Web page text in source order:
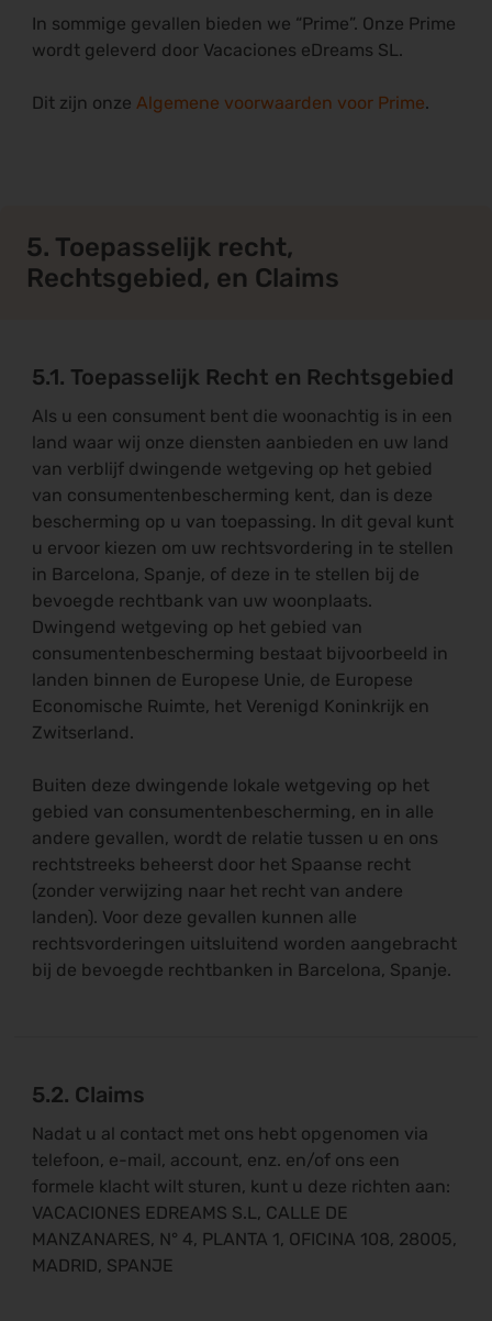
In sommige gevallen bieden we “Prime”. Onze Prime
wordt geleverd door Vacaciones eDreams SL.
Dit zijn onze Algemene voorwaarden voor Prime.
5. Toepasselijk recht,
Rechtsgebied, en Claims
5.1. Toepasselijk Recht en Rechtsgebied
Als u een consument bent die woonachtig is in een
land waar wij onze diensten aanbieden en uw land
van verblijf dwingende wetgeving op het gebied
van consumentenbescherming kent, dan is deze
bescherming op u van toepassing. In dit geval kunt
u ervoor kiezen om uw rechtsvordering in te stellen
in Barcelona, Spanje, of deze in te stellen bij de
bevoegde rechtbank van uw woonplaats.
Dwingend wetgeving op het gebied van
consumentenbescherming bestaat bijvoorbeeld in
landen binnen de Europese Unie, de Europese
Economische Ruimte, het Verenigd Koninkrijk en
Zwitserland.
Buiten deze dwingende lokale wetgeving op het
gebied van consumentenbescherming, en in alle
andere gevallen, wordt de relatie tussen u en ons
rechtstreeks beheerst door het Spaanse recht
(zonder verwijzing naar het recht van andere
landen). Voor deze gevallen kunnen alle
rechtsvorderingen uitsluitend worden aangebracht
bij de bevoegde rechtbanken in Barcelona, Spanje.
5.2. Claims
Nadat u al contact met ons hebt opgenomen via
telefoon, e-mail, account, enz. en/of ons een
formele klacht wilt sturen, kunt u deze richten aan:
VACACIONES EDREAMS S.L, CALLE DE
MANZANARES, N° 4, PLANTA 1, OFICINA 108, 28005,
MADRID, SPANJE